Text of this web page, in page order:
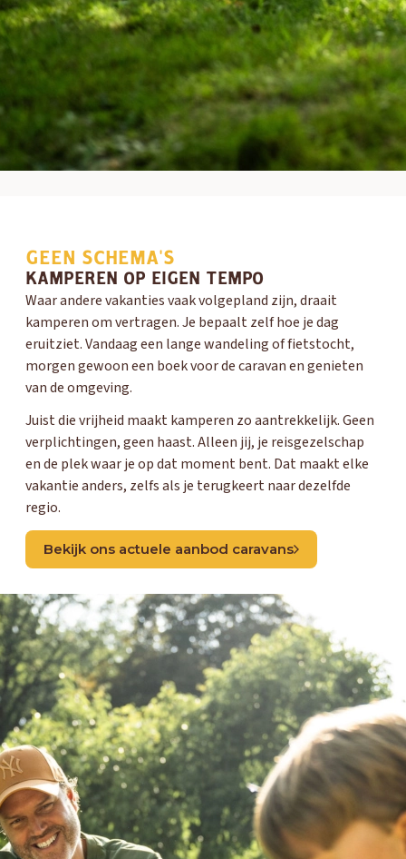
GEEN SCHEMA'S
KAMPEREN OP EIGEN TEMPO
Waar andere vakanties vaak volgepland zijn, draait
kamperen om vertragen. Je bepaalt zelf hoe je dag
eruitziet. Vandaag een lange wandeling of fietstocht,
morgen gewoon een boek voor de caravan en genieten
van de omgeving.
Juist die vrijheid maakt kamperen zo aantrekkelijk. Geen
verplichtingen, geen haast. Alleen jij, je reisgezelschap
en de plek waar je op dat moment bent. Dat maakt elke
vakantie anders, zelfs als je terugkeert naar dezelfde
regio.
Bekijk ons actuele aanbod caravans